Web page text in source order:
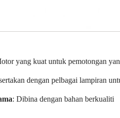
yang kuat untuk pemotongan
dengan pelbagai lampiran
: Dibina dengan bahan berkualiti